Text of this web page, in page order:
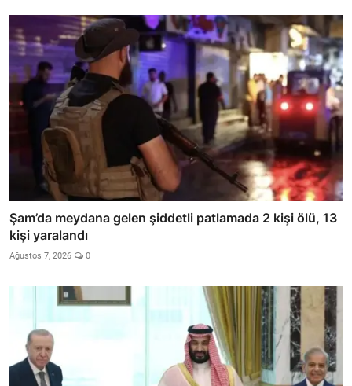
Şam’da meydana gelen şiddetli patlamada 2 kişi ölü, 13
kişi yaralandı
Ağustos 7, 2026 0